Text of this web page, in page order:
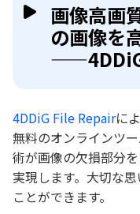
画像高画
の画像を
4DDiG File Repairに
無料のオンラインツ
術が画像の欠損部分
実現します。大切な
ことができます。